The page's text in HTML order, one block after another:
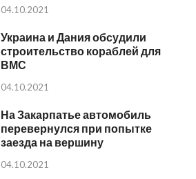
04.10.2021
Украина и Дания обсудили
строительство кораблей для
ВМС
04.10.2021
На Закарпатье автомобиль
перевернулся при попытке
заезда на вершину
04.10.2021